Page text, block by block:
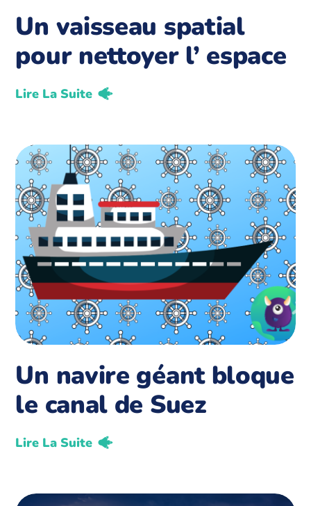
Un vaisseau spatial
pour nettoyer l’ espace
Lire La Suite
Un navire géant bloque
le canal de Suez
Lire La Suite